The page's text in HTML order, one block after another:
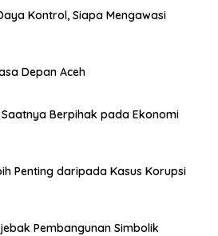
Kontrol, Siapa Mengawasi
Depan Aceh
Berpihak pada Ekonomi
Penting daripada Kasus Korupsi
Pembangunan Simbolik